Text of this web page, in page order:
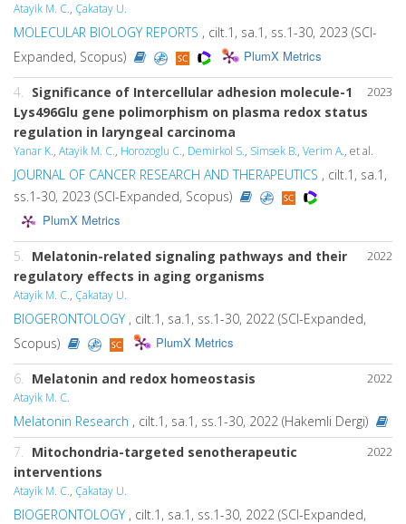
Atayik M. C., Çakatay U.
MOLECULAR BIOLOGY REPORTS , cilt.1, sa.1, ss.1-30, 2023 (SCI-
Expanded, Scopus)
PlumX Metrics
2023
4. Significance of Intercellular adhesion molecule-1
Lys496Glu gene polimorphism on plasma redox status
regulation in laryngeal carcinoma
Yanar K., Atayik M. C., Horozoglu C., Demirkol S., Simsek B., Verim A., et al.
JOURNAL OF CANCER RESEARCH AND THERAPEUTICS , cilt.1, sa.1,
ss.1-30, 2023 (SCI-Expanded, Scopus)
PlumX Metrics
2022
5. Melatonin-related signaling pathways and their
regulatory effects in aging organisms
Atayik M. C., Çakatay U.
BIOGERONTOLOGY , cilt.1, sa.1, ss.1-30, 2022 (SCI-Expanded,
Scopus)
PlumX Metrics
2022
6. Melatonin and redox homeostasis
Atayik M. C.
Melatonin Research , cilt.1, sa.1, ss.1-30, 2022 (Hakemli Dergi)
2022
7. Mitochondria-targeted senotherapeutic
interventions
Atayik M. C., Çakatay U.
BIOGERONTOLOGY , cilt.1, sa.1, ss.1-30, 2022 (SCI-Expanded,